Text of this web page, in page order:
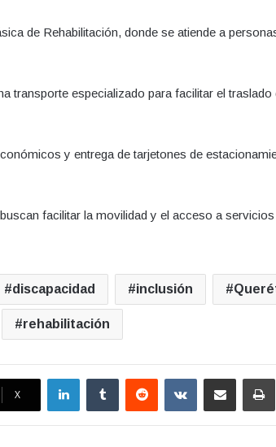
de Rehabilitación, donde se atiende a
transporte especializado para facilitar el
y entrega de tarjetones de
facilitar la movilidad y el acceso a
discapacidad inclusión
rehabilitación
X
LinkedInTumblr Reddit VKontakteCompartir por correo